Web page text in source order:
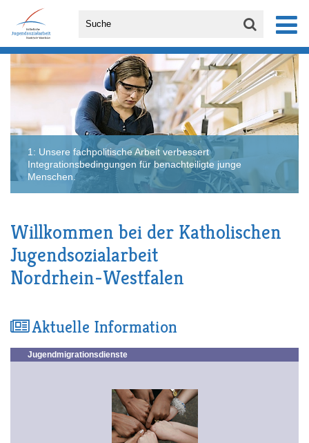
1: Unsere fachpolitische Arbeit verbessert
Integrationsbedingungen für benachteiligte junge
Menschen.
Willkommen bei der Katholischen
Jugendsozialarbeit
Nordrhein-Westfalen
Aktuelle Information
Jugendmigrationsdienste